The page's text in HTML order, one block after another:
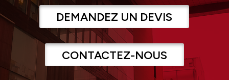
DEMANDEZ UN DEVIS
CONTACTEZ-NOUS